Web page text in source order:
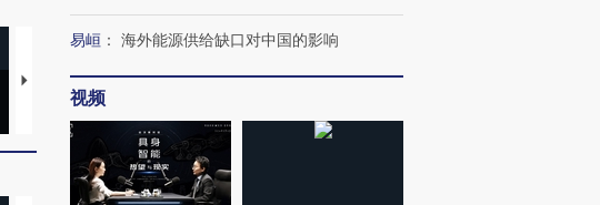
视线｜“入侵”还是“人道危
机”？难民潮撕裂西班牙
飞地休达
湖北宜昌局部短时降雨
4000人
哈尔滨遭遇短时极端强降
米
易峘 ： 海外能源供给缺口对中国的影响
视频